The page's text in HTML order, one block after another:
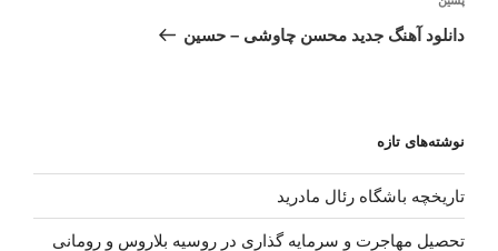
بعدی
دانلود آهنگ جدید محسن چاوشی – حسین
نوشته‌های تازه
تاریخچه باشگاه رئال مادرید
تحصیل مهاجرت و سرمایه گذاری در روسیه بلاروس و رومانی